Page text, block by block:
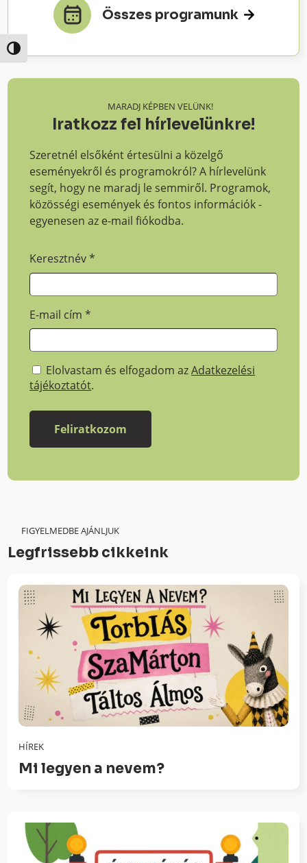
Nagy kontraszt váltása
Összes programunk
MARADJ KÉPBEN VELÜNK!
Iratkozz fel hírlevelünkre!
Szeretnél elsőként értesülni a közelgő
eseményekről és programokról? A hírlevelünk
segít, hogy ne maradj le semmiről. Programok,
közösségi események és fontos információk -
egyenesen az e-mail fiókodba.
Keresztnév*
E-mail cím*
Elolvastam és elfogadom azAdatkezelési
tájékoztatót.
FIGYELMEDBE AJÁNLJUK
Legfrissebb cikkeink
HÍREK
Mi legyen a nevem?